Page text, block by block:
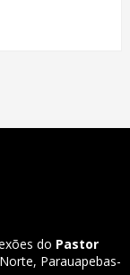
do Pastor
Parauapebas-